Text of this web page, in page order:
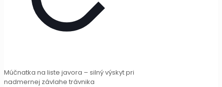
Múčnatka na liste javora – silný výskyt pri
nadmernej závlahe trávnika